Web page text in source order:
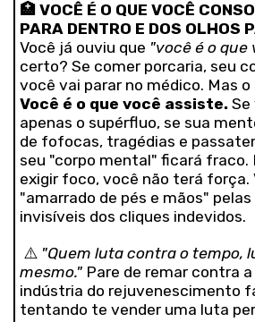
🏥 VOCÊ É O QUE VOCÊ
PARA DENTRO E DOS OLHOS
Você já ouviu que "você é o que
certo? Se comer porcaria, seu
você vai parar no médico. Mas o
Você é o que você assiste. Se
apenas o supérfluo, se sua
de fofocas, tragédias e
seu "corpo mental" ficará fraco.
exigir foco, você não terá força.
"amarrado de pés e mãos"
invisíveis dos cliques indevidos.
⚠️ "Quem luta contra o tempo,
mesmo." Pare de remar contra
indústria do rejuvenescimento
tentando te vender uma luta